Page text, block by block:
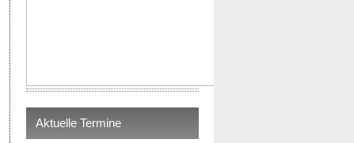
Aktuelle Termine